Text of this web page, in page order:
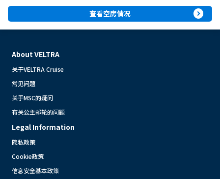
查看空房情况 expand_circle_right
About VELTRA
关于VELTRA Cruise
常见问题
关于MSC的疑问
有关公主邮轮的问题
Legal Information
隐私政策
Cookie政策
信息安全基本政策